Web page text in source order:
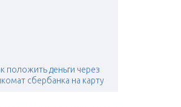
положить деньги через
сбербанка на карту